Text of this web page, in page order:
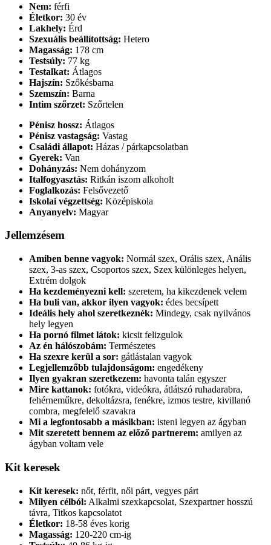
Nem: férfi
Életkor: 30 év
Lakhely: Érd
Szexuális beállítottság: Hetero
Magasság: 178 cm
Testsúly: 77 kg
Testalkat: Átlagos
Hajszín: Szőkésbarna
Szemszín: Barna
Intim szőrzet: Szőrtelen
Pénisz hossz: Átlagos
Pénisz vastagság: Vastag
Családi állapot: Házas / párkapcsolatban
Gyerek: Van
Dohányzás: Nem dohányzom
Italfogyasztás: Ritkán iszom alkoholt
Foglalkozás: Felsővezető
Iskolai végzettség: Középiskola
Anyanyelv: Magyar
Jellemzésem
Amiben benne vagyok: Normál szex, Orális szex, Anális
szex, 3-as szex, Csoportos szex, Szex különleges helyen,
Extrém dolgok
Ha kezdeményezni kell: szeretem, ha kikezdenek velem
Ha buli van, akkor ilyen vagyok: édes becsípett
Ideális hely ahol szeretkeznék: Mindegy, csak nyilvános
hely legyen
Ha pornó filmet látok: kicsit felizgulok
Az én hálószobám: Természetes
Ha szexre kerül a sor: gátlástalan vagyok
Legjellemzőbb tulajdonságom: engedékeny
Ilyen gyakran szeretkezem: havonta talán egyszer
Mire kattanok: fotókra, videókra, átlátszó ruhadarabra,
fehérneműkre, dekoltázsra, fenékre, izmos testre, kivillanó
combra, megfelelő szavakra
Mi a legfontosabb a másikban: isteni legyen az ágyban
Mit szeretett bennem az előző partnerem: amilyen az
ágyban voltam vele
Kit keresek
Kit keresek: nőt, férfit, női párt, vegyes párt
Milyen célból: Alkalmi szexkapcsolat, Szexpartner hosszú
távra, Titkos kapcsolatot
Életkor: 18-58 éves korig
Magasság: 120-220 cm-ig